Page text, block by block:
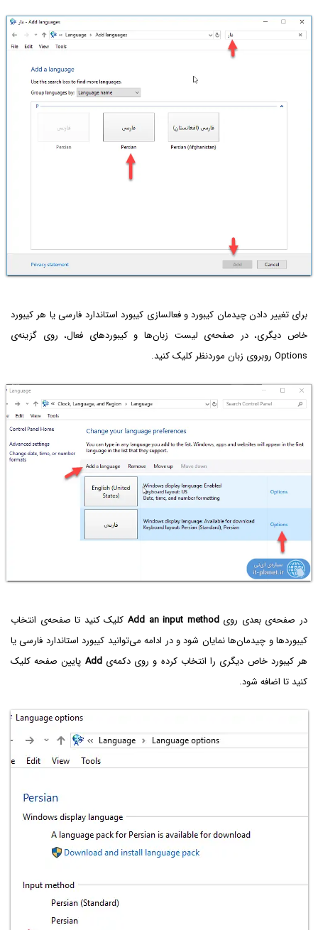
برای تغییر دادن چیدمان کیبورد و فعالسازی کیبورد استاندارد فارسی یا هر کیبورد
خاص دیگری، در صفحه‌ی لیست زبان‌ها و کیبوردهای فعال، روی گزینه‌ی
Options روبروی زبان موردنظر کلیک کنید.
در صفحه‌ی بعدی رویAdd an input method کلیک کنید تا صفحه‌ی انتخاب
کیبوردها و چیدمان‌ها نمایان شود و در ادامه می‌توانید کیبورد استاندارد فارسی یا
هر کیبورد خاص دیگری را انتخاب کرده و روی دکمه‌یAdd پایین صفحه کلیک
کنید تا اضافه شود.